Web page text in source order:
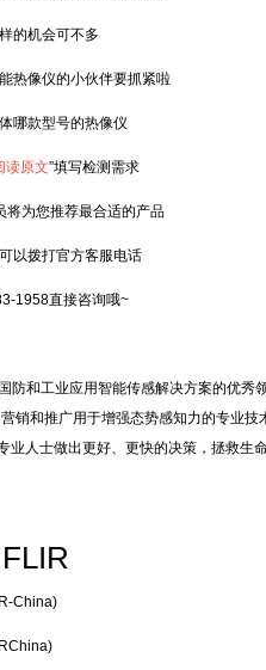
机会可不多
像仪的小伙伴要抓紧啦
款型号的热像仪
读原文”填写检测需求
为您推荐最合适的产品
拨打官方客服电话
直接咨询哦~
和工业应用智能传感解决方案的优秀
销和推广用于增强态势感知力的专业技
人士做出更好、更快的决策，拯救生
China)